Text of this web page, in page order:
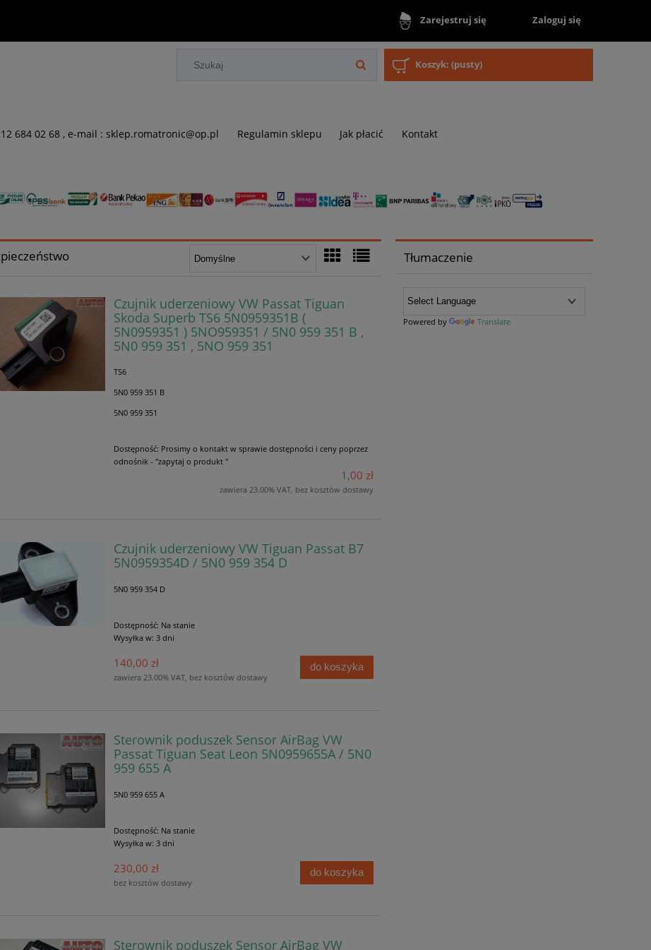
Zarejestruj się Zaloguj się
Koszyk: (pusty)
12 684 02 68 , e-mail : sklep.romatronic@op.pl Regulamin sklepu Jak płacić Kontakt
Czujnik uderzeniowy VW Passat Tiguan
Skoda Superb TS6 5N0959351B (
5N0959351 ) 5NO959351 / 5N0 959 351 B ,
5N0 959 351 , 5NO 959 351
TS6
5N0 959 351 B
5N0 959 351
Dostępność: Prosimy o kontakt w sprawie dostępności i ceny poprzez
odnośnik - "zapytaj o produkt "
1,00 zł
zawiera 23.00% VAT, bez kosztów dostawy
Czujnik uderzeniowy VW Tiguan Passat B7
5N0959354D / 5N0 959 354 D
5N0 959 354 D
Dostępność: Na stanie
Wysyłka w: 3 dni
140,00 zł
zawiera 23.00% VAT, bez kosztów dostawy
do koszyka
Sterownik poduszek Sensor AirBag VW
Passat Tiguan Seat Leon 5N0959655A / 5N0
959 655 A
5N0 959 655 A
Dostępność: Na stanie
Wysyłka w: 3 dni
230,00 zł
bez kosztów dostawy
do koszyka
Sterownik poduszek Sensor AirBag VW
Tłumaczenie
Powered by Translate